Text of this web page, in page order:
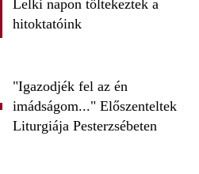
Lelki napon töltekeztek a
hitoktatóink
"Igazodjék fel az én
imádságom..." Előszenteltek
Liturgiája Pesterzsébeten